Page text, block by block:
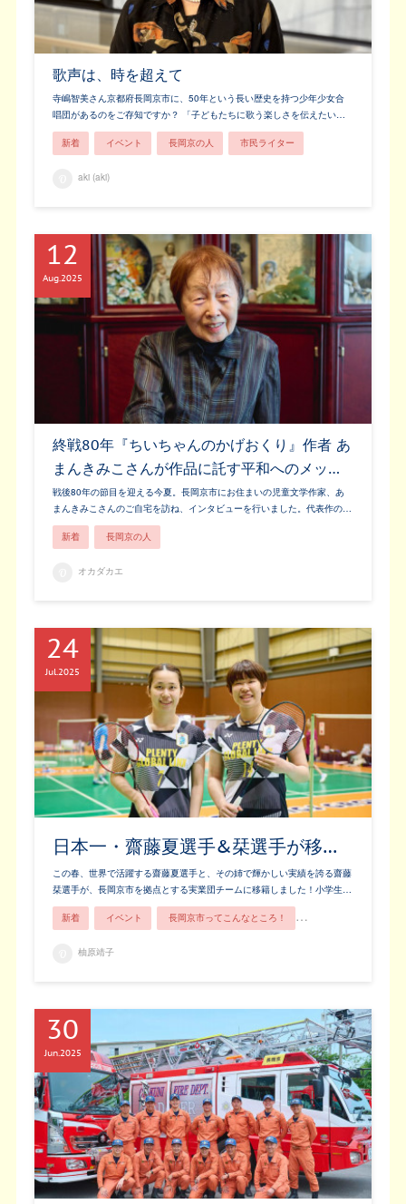
歌声は、時を超えて
寺嶋智美さん京都府長岡京市に、50年という長い歴史を持つ少年少女合
唱団があるのをご存知ですか？ 「子どもたちに歌う楽しさを伝えたい…
新着 イベント 長岡京の人 市民ライター
aki (aki)
終戦80年『ちいちゃんのかげおくり』作者 あ
まんきみこさんが作品に託す平和へのメッ…
戦後80年の節目を迎える今夏。長岡京市にお住まいの児童文学作家、あ
まんきみこさんのご自宅を訪ね、インタビューを行いました。代表作の…
12
Aug2025
新着 長岡京の人
オカダカエ
日本一・齋藤夏選手&栞選手が移…
この春、世界で活躍する齋藤夏選手と、その姉で輝かしい実績を誇る齋藤
栞選手が、長岡京市を拠点とする実業団チームに移籍しました！小学生…
24
Jul2025
新着 イベント 長岡京市ってこんなところ！
柚原靖子
30
Jun2025